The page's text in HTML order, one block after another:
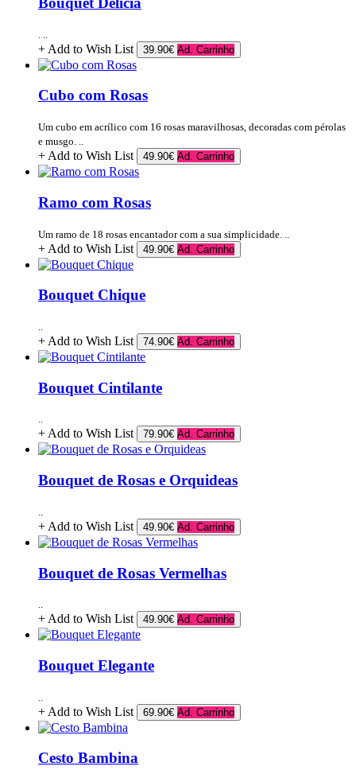
+ Add to Wish List 39.90€ Ad. Carrinho
Cubo com Rosas
Um cubo em acrílico com 16 rosas maravilhosas, decoradas com pérolas
e musgo. ..
+ Add to Wish List 49.90€ Ad. Carrinho
Ramo com Rosas
Um ramo de 18 rosas encantador com a sua simplicidade. ..
+ Add to Wish List 49.90€ Ad. Carrinho
Bouquet Chique
..
+ Add to Wish List 74.90€ Ad. Carrinho
Bouquet Cintilante
..
+ Add to Wish List 79.90€ Ad. Carrinho
Bouquet de Rosas e Orquideas
+ Add to Wish List 49.90€ Ad. Carrinho
Bouquet de Rosas Vermelhas
..
+ Add to Wish List 49.90€ Ad. Carrinho
Bouquet Elegante
+ Add to Wish List 69.90€ Ad. Carrinho
Cesto Bambina